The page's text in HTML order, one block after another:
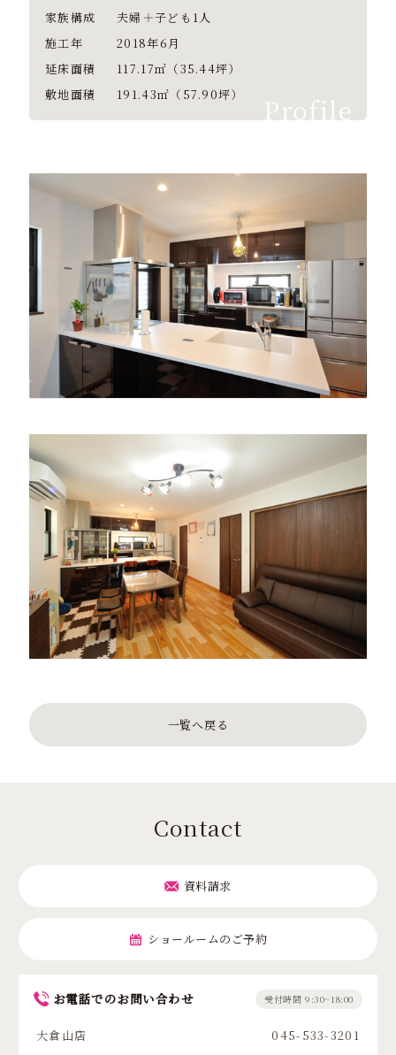
家族構成
夫婦＋子ども1人
施工年
2018年6月
延床面積
117.17㎡（35.44坪）
敷地面積
191.43㎡（57.90坪）
一覧へ戻る
Contact
資料請求
ショールームのご予約
お電話でのお問い合わせ 受付時間 9:30~18:00
大倉山店
045-533-3201